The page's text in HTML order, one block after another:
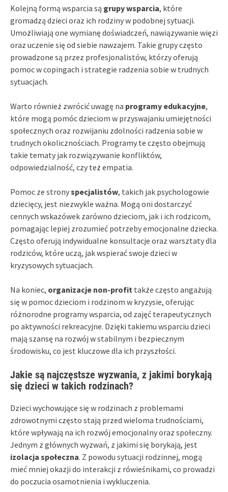
Kolejną formą wsparcia są grupy wsparcia, które
gromadzą dzieci oraz ich rodziny w podobnej sytuacji.
Umożliwiają one wymianę doświadczeń, nawiązywanie więzi
oraz uczenie się od siebie nawzajem. Takie grupy często
prowadzone są przez profesjonalistów, którzy oferują
pomoc w copingach i strategie radzenia sobie w trudnych
sytuacjach.
Warto również zwrócić uwagę na programy edukacyjne,
które mogą pomóc dzieciom w przyswajaniu umiejętności
społecznych oraz rozwijaniu zdolności radzenia sobie w
trudnych okolicznościach. Programy te często obejmują
takie tematy jak rozwiązywanie konfliktów,
odpowiedzialność, czy też empatia.
Pomoc ze stronyspecjalistów, takich jak psychologowie
dziecięcy, jest niezwykle ważna. Mogą oni dostarczyć
cennych wskazówek zarówno dzieciom, jak i ich rodzicom,
pomagając lepiej zrozumieć potrzeby emocjonalne dziecka.
Często oferują indywidualne konsultacje oraz warsztaty dla
rodziców, które uczą, jak wspierać swoje dzieci w
kryzysowych sytuacjach.
Na koniec, organizacje non-profit także często angażują
się w pomoc dzieciom i rodzinom w kryzysie, oferując
różnorodne programy wsparcia, od zajęć terapeutycznych
po aktywności rekreacyjne. Dzięki takiemu wsparciu dzieci
mają szansę na rozwój w stabilnym i bezpiecznym
środowisku, co jest kluczowe dla ich przyszłości.
Jakie są najczęstsze wyzwania, z jakimi borykają
się dzieci w takich rodzinach?
Dzieci wychowujące się w rodzinach z problemami
zdrowotnymi często stają przed wieloma trudnościami,
które wpływają na ich rozwój emocjonalny oraz społeczny.
Jednym z głównych wyzwań, z jakimi się borykają, jest
izolacja społeczna. Z powodu sytuacji rodzinnej, mogą
mieć mniej okazji do interakcji z rówieśnikami, co prowadzi
do poczucia osamotnienia i wykluczenia.